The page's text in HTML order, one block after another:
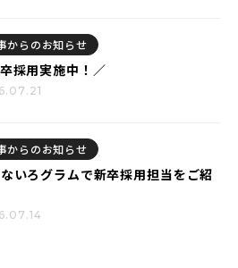
からのお知らせ
採用実施中！／
からのお知らせ
いろグラムで新卒採用担当をご紹